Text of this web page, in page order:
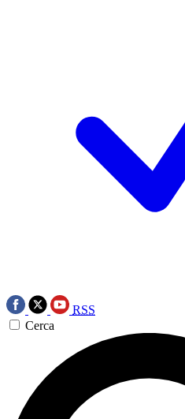
RSS
Cerca